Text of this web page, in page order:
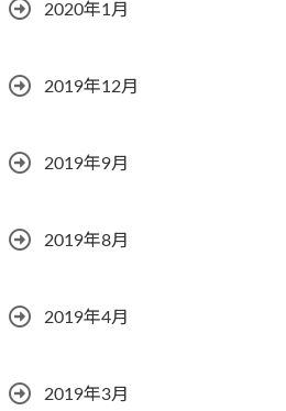
2020年1月
2019年12月
2019年9月
2019年8月
2019年4月
2019年3月